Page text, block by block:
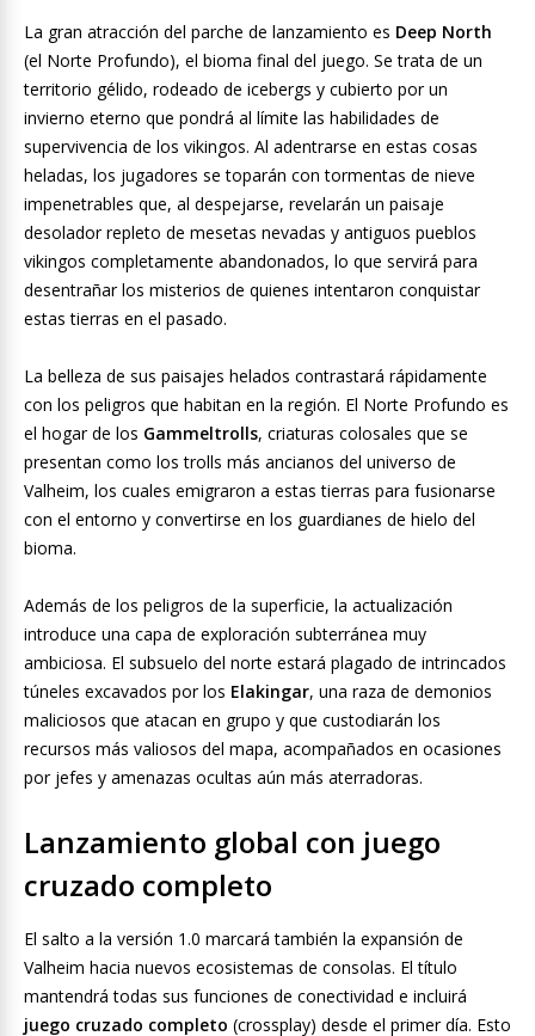
La gran atracción del parche de lanzamiento es Deep North
(el Norte Profundo), el bioma final del juego. Se trata de un
territorio gélido, rodeado de icebergs y cubierto por un
invierno eterno que pondrá al límite las habilidades de
supervivencia de los vikingos. Al adentrarse en estas cosas
heladas, los jugadores se toparán con tormentas de nieve
impenetrables que, al despejarse, revelarán un paisaje
desolador repleto de mesetas nevadas y antiguos pueblos
vikingos completamente abandonados, lo que servirá para
desentrañar los misterios de quienes intentaron conquistar
estas tierras en el pasado.
La belleza de sus paisajes helados contrastará rápidamente
con los peligros que habitan en la región. El Norte Profundo es
el hogar de los Gammeltrolls, criaturas colosales que se
presentan como los trolls más ancianos del universo de
Valheim, los cuales emigraron a estas tierras para fusionarse
con el entorno y convertirse en los guardianes de hielo del
bioma.
Además de los peligros de la superficie, la actualización
introduce una capa de exploración subterránea muy
ambiciosa. El subsuelo del norte estará plagado de intrincados
túneles excavados por los Elakingar, una raza de demonios
maliciosos que atacan en grupo y que custodiarán los
recursos más valiosos del mapa, acompañados en ocasiones
por jefes y amenazas ocultas aún más aterradoras.
Lanzamiento global con juego
cruzado completo
El salto a la versión 1.0 marcará también la expansión de
Valheim hacia nuevos ecosistemas de consolas. El título
mantendrá todas sus funciones de conectividad e incluirá
juego cruzado completo (crossplay) desde el primer día. Esto